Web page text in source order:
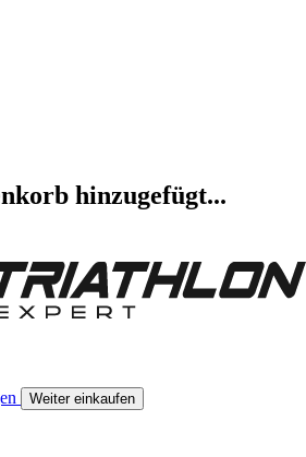
hinzugefügt...
Weiter einkaufen